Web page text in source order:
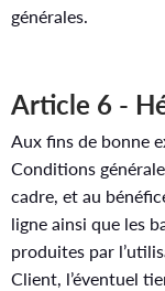
générales.
Article 6 -
Aux fins de bonne
Conditions
cadre, et au
ligne ainsi que les
produites par
Client, l’éventuel